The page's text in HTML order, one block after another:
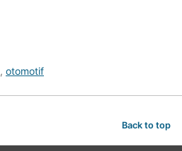
, otomotif
Back to top